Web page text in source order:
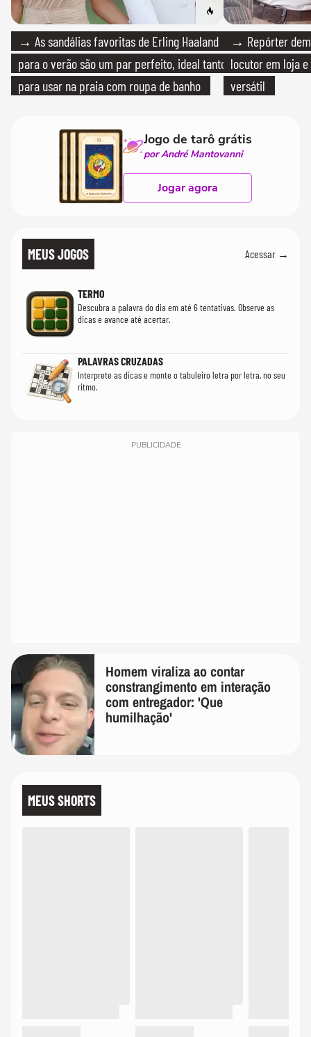
→ As sandálias favoritas de Erling Haaland
para o verão são um par perfeito, ideal tanto
para usar na praia com roupa de banho
→ Repórter
locutor em loja
versátil
Jogo de tarô grátis
por André Mantovanni
Jogar agora
MEUS JOGOS Acessar →
TERMO
Descubra a palavra do dia em até 6 tentativas. Observe as
dicas e avance até acertar.
PALAVRAS CRUZADAS
Interprete as dicas e monte o tabuleiro letra por letra, no seu
ritmo.
PUBLICIDADE
Homem viraliza ao contar
constrangimento em interação
com entregador: 'Que
humilhação'
MEUS SHORTS